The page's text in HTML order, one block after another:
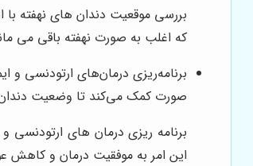
بررسی موقعیت دندان های نهفته با
که اغلب به صورت نهفته باقی می
برنامه‌ریزی درمان‌های ارتودنسی و
صورت کمک می‌کند تا وضعیت
برنامه ریزی درمان های ارتودنسی و
این امر به موفقیت درمان و